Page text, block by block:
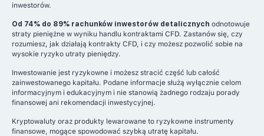
inwestorów.
Od 74% do 89% rachunków inwestorów detalicznych odnotowuje
straty pieniężne w wyniku handlu kontraktami CFD. Zastanów się, czy
rozumiesz, jak działają kontrakty CFD, i czy możesz pozwolić sobie na
wysokie ryzyko utraty pieniędzy.
Inwestowanie jest ryzykowne i możesz stracić część lub całość
zainwestowanego kapitału. Podane informacje służą wyłącznie celom
informacyjnym i edukacyjnym i nie stanowią żadnego rodzaju porady
finansowej ani rekomendacji inwestycyjnej.
Kryptowaluty oraz produkty lewarowane to ryzykowne instrumenty
finansowe, mogące spowodować szybką utratę kapitału.